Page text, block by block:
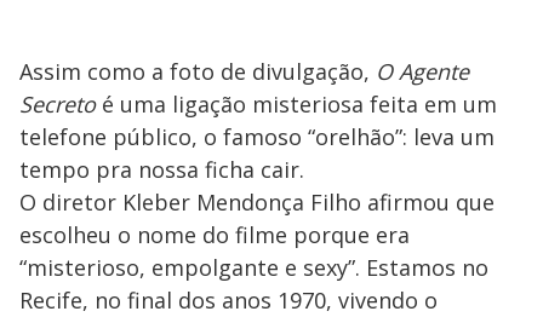
Assim como a foto de divulgação, O Agente
Secretoé uma ligação misteriosa feita em um
telefone público, o famoso “orelhão”: leva um
tempo pra nossa ficha cair.
O diretor Kleber Mendonça Filho afirmou que
escolheu o nome do filme porque era
“misterioso, empolgante e sexy”. Estamos no
Recife, no final dos anos 1970, vivendo o